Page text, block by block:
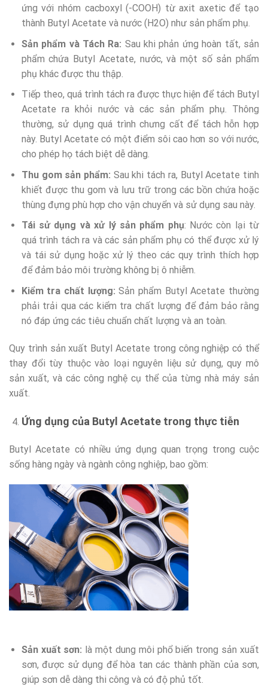
ứng với nhóm cacboxyl (-COOH) từ axit axetic để tạo
thành Butyl Acetate và nước (H2O) như sản phẩm phụ.
Sản phẩm và Tách Ra: Sau khi phản ứng hoàn tất, sản
phẩm chứa Butyl Acetate, nước, và một số sản phẩm
phụ khác được thu thập.
Tiếp theo, quá trình tách ra được thực hiện để tách Butyl
Acetate ra khỏi nước và các sản phẩm phụ. Thông
thường, sử dụng quá trình chưng cất để tách hỗn hợp
này. Butyl Acetate có một điểm sôi cao hơn so với nước,
cho phép họ tách biệt dễ dàng.
Thu gom sản phẩm: Sau khi tách ra, Butyl Acetate tinh
khiết được thu gom và lưu trữ trong các bồn chứa hoặc
thùng đựng phù hợp cho vận chuyển và sử dụng sau này.
Tái sử dụng và xử lý sản phẩm phụ: Nước còn lại từ
quá trình tách ra và các sản phẩm phụ có thể được xử lý
và tái sử dụng hoặc xử lý theo các quy trình thích hợp
để đảm bảo môi trường không bị ô nhiễm.
Kiểm tra chất lượng:Sản phẩm Butyl Acetate thường
phải trải qua các kiểm tra chất lượng để đảm bảo rằng
nó đáp ứng các tiêu chuẩn chất lượng và an toàn.
Quy trình sản xuất Butyl Acetate trong công nghiệp có thể
thay đổi tùy thuộc vào loại nguyên liệu sử dụng, quy mô
sản xuất, và các công nghệ cụ thể của từng nhà máy sản
xuất.
Ứng dụng của Butyl Acetatetrong thực tiễn
Butyl Acetate có nhiều ứng dụng quan trọng trong cuộc
sống hàng ngày và ngành công nghiệp, bao gồm:
Sản xuất sơn: là một dung môi phổ biến trong sản xuất
sơn, được sử dụng để hòa tan các thành phần của sơn,
giúp sơn dễ dàng thi công và có độ phủ tốt.